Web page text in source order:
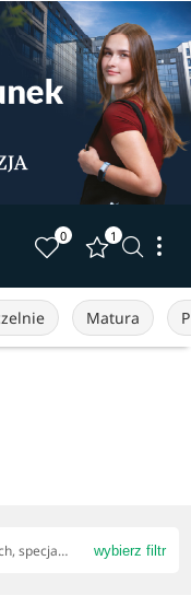
0 1
Matura
wybierz filtr